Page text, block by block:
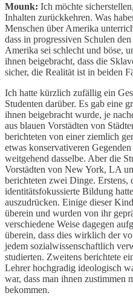
Mounk: Ich möchte
Inhalten zurückkehren. Was
Menschen über Amerika
dass in progressiven Schulen
Amerika sei schlecht und böse,
ihnen beigebracht, dass die
sicher, die Realität ist in beiden
Ich hatte kürzlich zufällig ein
Studenten darüber. Es gab eine
ihnen beigebracht wurde, je
aus blauen Vorstädten von
berichteten von einer ziemlich
etwas konservativeren
weitgehend dasselbe. Aber die
Vorstädten von New York, LA
berichteten zwei Dinge. Erstens,
identitätsfokussierte Bildung
auszudrücken. Einige dieser
überein und wurden von ihr
verschiedene Weise dagegen
überein, dass dies wirklich der
jedem sozialwissenschaftlich
studierten. Zweitens berichtete
Lehrer hochgradig ideologisch
war, dass man ihnen zustimmen
bekommen.